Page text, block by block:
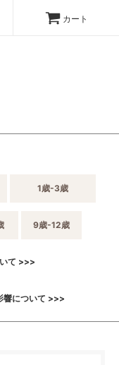
カート
1歳-3歳
9歳-12歳
て >>>
響について >>>